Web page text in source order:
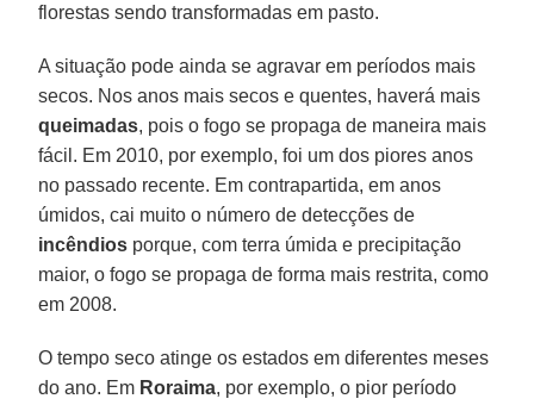
florestas sendo transformadas em pasto.
A situação pode ainda se agravar em períodos mais
secos. Nos anos mais secos e quentes, haverá mais
queimadas, pois o fogo se propaga de maneira mais
fácil. Em 2010, por exemplo, foi um dos piores anos
no passado recente. Em contrapartida, em anos
úmidos, cai muito o número de detecções de
incêndios porque, com terra úmida e precipitação
maior, o fogo se propaga de forma mais restrita, como
em 2008.
O tempo seco atinge os estados em diferentes meses
do ano. Em Roraima, por exemplo, o pior período